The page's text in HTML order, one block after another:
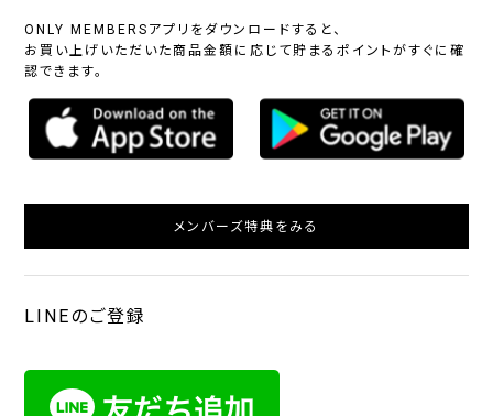
ONLY MEMBERSアプリをダウンロードすると、
お買い上げいただいた商品金額に応じて貯まるポイントがすぐに確
認できます。
メンバーズ特典をみる
LINEのご登録